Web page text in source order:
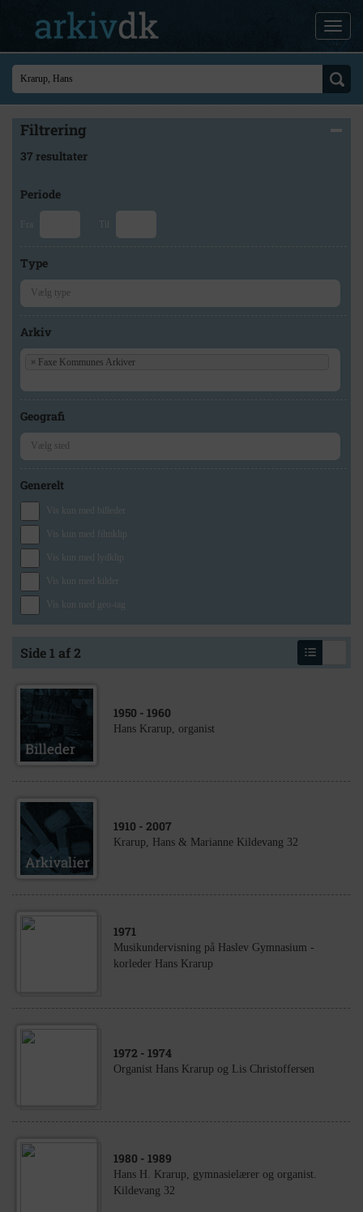
Filtrering
37 resultater
Periode
Fra Til
Type
Arkiv
× Faxe Kommunes Arkiver
Geografi
Generelt
Vis kun med billeder
Vis kun med filmklip
Vis kun med lydklip
Vis kun med kilder
Vis kun med geo-tag
Side 1 af 2
1950 - 1960
Hans Krarup, organist
1910 - 2007
Krarup, Hans & Marianne Kildevang 32
1971
Musikundervisning på Haslev Gymnasium -
korleder Hans Krarup
1972 - 1974
Organist Hans Krarup og Lis Christoffersen
1980 - 1989
Hans H. Krarup, gymnasielærer og organist.
Kildevang 32